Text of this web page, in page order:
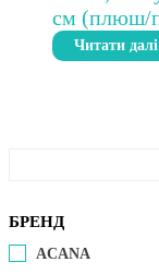
Читати далі
БРЕНД
ACANA